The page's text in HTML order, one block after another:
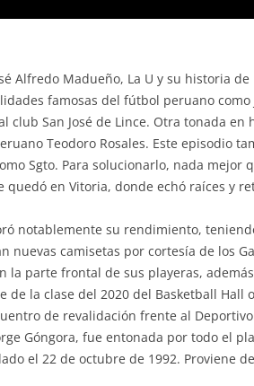
Alfredo Madueño, La U y su historia
famosas del fútbol peruano como
club San José de Lince. Otra tonada
Teodoro Rosales. Este episodio
Sgto. Para solucionarlo, nada mejor
en Vitoria, donde echó raíces y
notablemente su rendimiento,
camisetas por cortesía de los
parte frontal de sus playeras,
la clase del 2020 del Basketball Hall
de revalidación frente al
Góngora, fue entonada por todo el
el 22 de octubre de 1992. Proviene